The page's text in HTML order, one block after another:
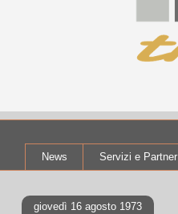
News Servizi e Partner
giovedì 16 agosto 1973